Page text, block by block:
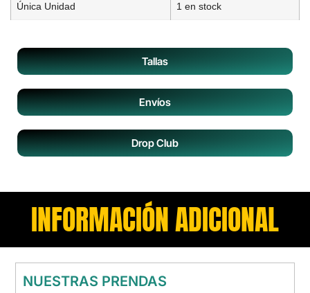
Única Unidad 1 en stock
Tallas
Envíos
Drop Club
INFORMACIÓN ADICIONAL
NUESTRAS PRENDAS